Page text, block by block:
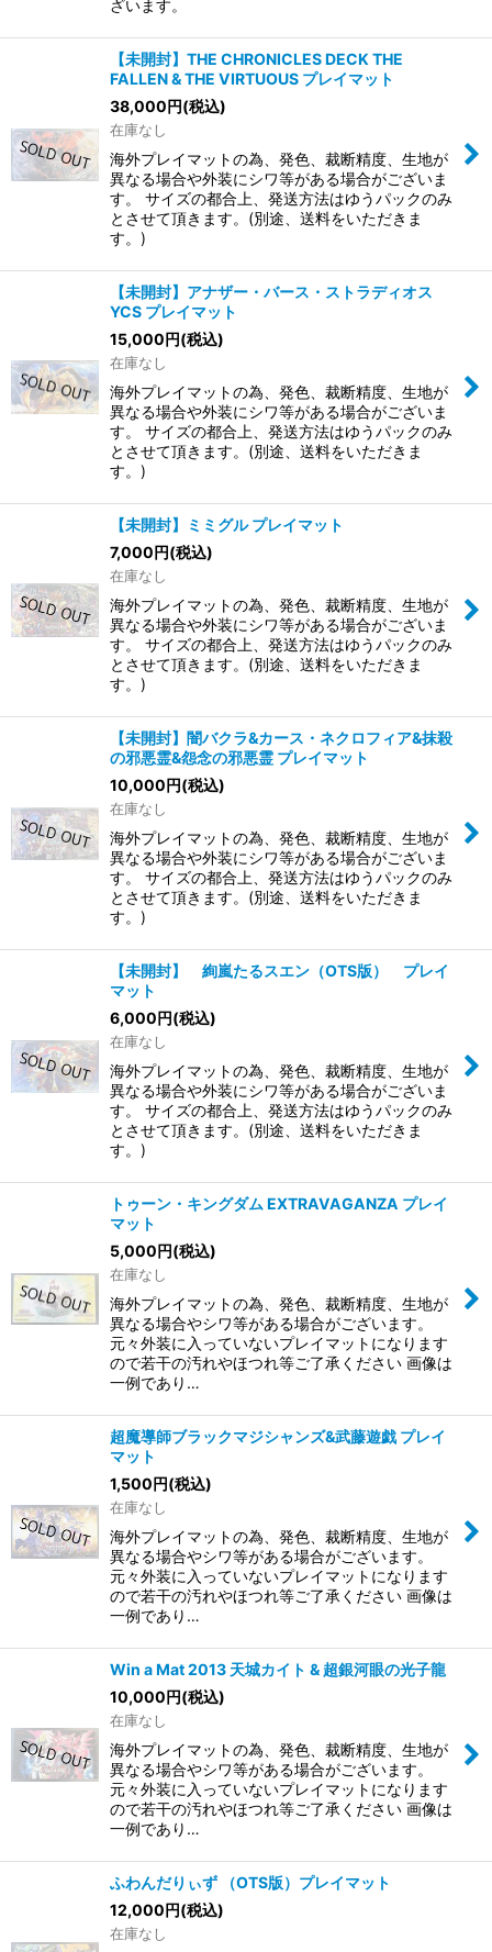
ざいます。
【未開封】THE CHRONICLES DECK THE
FALLEN & THE VIRTUOUS プレイマット
38,000円(税込)
在庫なし
海外プレイマットの為、発色、裁断精度、生地が
異なる場合や外装にシワ等がある場合がございま
す。 サイズの都合上、発送方法はゆうパックのみ
とさせて頂きます。(別途、送料をいただきま
す。)
【未開封】アナザー・バース・ストラディオス
YCS プレイマット
15,000円(税込)
在庫なし
海外プレイマットの為、発色、裁断精度、生地が
異なる場合や外装にシワ等がある場合がございま
す。 サイズの都合上、発送方法はゆうパックのみ
とさせて頂きます。(別途、送料をいただきま
す。)
【未開封】ミミグル プレイマット
7,000円(税込)
在庫なし
海外プレイマットの為、発色、裁断精度、生地が
異なる場合や外装にシワ等がある場合がございま
す。 サイズの都合上、発送方法はゆうパックのみ
とさせて頂きます。(別途、送料をいただきま
す。)
【未開封】闇バクラ&カース・ネクロフィア&抹殺
の邪悪霊&怨念の邪悪霊 プレイマット
10,000円(税込)
在庫なし
海外プレイマットの為、発色、裁断精度、生地が
異なる場合や外装にシワ等がある場合がございま
す。 サイズの都合上、発送方法はゆうパックのみ
とさせて頂きます。(別途、送料をいただきま
す。)
【未開封】 絢嵐たるスエン（OTS版） プレイ
マット
6,000円(税込)
在庫なし
海外プレイマットの為、発色、裁断精度、生地が
異なる場合や外装にシワ等がある場合がございま
す。 サイズの都合上、発送方法はゆうパックのみ
とさせて頂きます。(別途、送料をいただきま
す。)
トゥーン・キングダム EXTRAVAGANZA プレイ
マット
5,000円(税込)
在庫なし
海外プレイマットの為、発色、裁断精度、生地が
異なる場合やシワ等がある場合がございます。
元々外装に入っていないプレイマットになります
ので若干の汚れやほつれ等ご了承ください 画像は
一例であり…
超魔導師ブラックマジシャンズ&武藤遊戯 プレイ
マット
1,500円(税込)
在庫なし
海外プレイマットの為、発色、裁断精度、生地が
異なる場合やシワ等がある場合がございます。
元々外装に入っていないプレイマットになります
ので若干の汚れやほつれ等ご了承ください 画像は
一例であり…
Win a Mat 2013 天城カイト & 超銀河眼の光子龍
10,000円(税込)
在庫なし
海外プレイマットの為、発色、裁断精度、生地が
異なる場合やシワ等がある場合がございます。
元々外装に入っていないプレイマットになります
ので若干の汚れやほつれ等ご了承ください 画像は
一例であり…
ふわんだりぃず （OTS版）プレイマット
12,000円(税込)
在庫なし